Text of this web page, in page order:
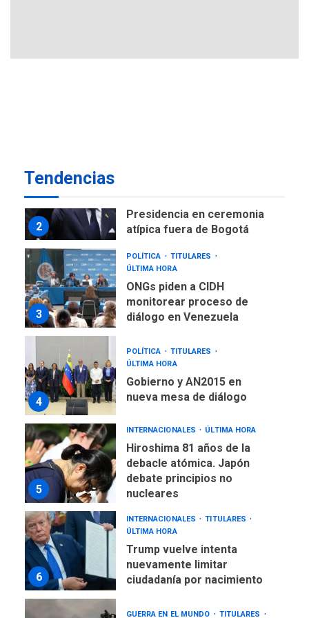
Tendencias
2
Presidencia en ceremonia
atípica fuera de Bogotá
3
POLÍTICA
TITULARES
ÚLTIMA HORA
ONGs piden a CIDH
monitorear proceso de
diálogo en Venezuela
4
POLÍTICA
TITULARES
ÚLTIMA HORA
Gobierno y AN2015 en
nueva mesa de diálogo
5
INTERNACIONALES ÚLTIMA HORA
Hiroshima 81 años de la
debacle atómica. Japón
debate principios no
nucleares
6
INTERNACIONALES
TITULARES
ÚLTIMA HORA
Trump vuelve intenta
nuevamente limitar
ciudadanía por nacimiento
GUERRA EN EL MUNDO
TITULARES